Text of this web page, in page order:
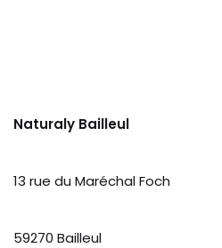
Naturaly Bailleul
13 rue du Maréchal Foch
59270 Bailleul